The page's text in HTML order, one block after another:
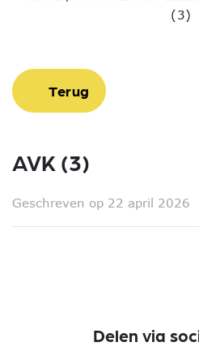
(3)
Terug
AVK (3)
Geschreven op 22 april 2026
Delen via